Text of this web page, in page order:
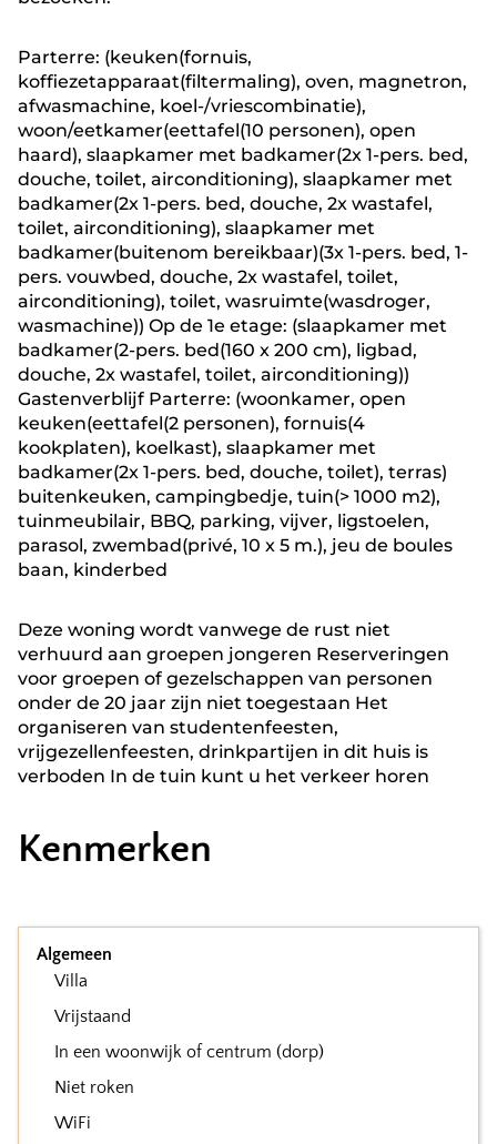
Parterre: (keuken(fornuis,
koffiezetapparaat(filtermaling), oven, magnetron,
afwasmachine, koel-/vriescombinatie),
woon/eetkamer(eettafel(10 personen), open
haard), slaapkamer met badkamer(2x 1-pers. bed,
douche, toilet, airconditioning), slaapkamer met
badkamer(2x 1-pers. bed, douche, 2x wastafel,
toilet, airconditioning), slaapkamer met
badkamer(buitenom bereikbaar)(3x 1-pers. bed, 1-
pers. vouwbed, douche, 2x wastafel, toilet,
airconditioning), toilet, wasruimte(wasdroger,
wasmachine)) Op de 1e etage: (slaapkamer met
badkamer(2-pers. bed(160 x 200 cm), ligbad,
douche, 2x wastafel, toilet, airconditioning))
Gastenverblijf Parterre: (woonkamer, open
keuken(eettafel(2 personen), fornuis(4
kookplaten), koelkast), slaapkamer met
badkamer(2x 1-pers. bed, douche, toilet), terras)
buitenkeuken, campingbedje, tuin(> 1000 m2),
tuinmeubilair, BBQ, parking, vijver, ligstoelen,
parasol, zwembad(privé, 10 x 5 m.), jeu de boules
baan, kinderbed
Deze woning wordt vanwege de rust niet
verhuurd aan groepen jongeren Reserveringen
voor groepen of gezelschappen van personen
onder de 20 jaar zijn niet toegestaan Het
organiseren van studentenfeesten,
vrijgezellenfeesten, drinkpartijen in dit huis is
verboden In de tuin kunt u het verkeer horen
Kenmerken
Algemeen
Villa
Vrijstaand
In een woonwijk of centrum (dorp)
Niet roken
WiFi